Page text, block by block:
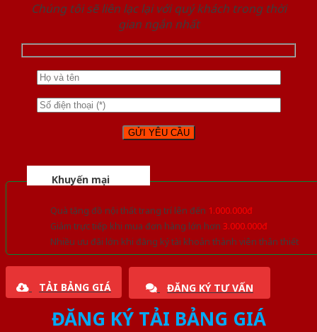
Chúng tôi sẽ liên lạc lại với quý khách trong thời
gian ngắn nhất
Khuyến mại
Quà tặng đồ nội thất trang trí lên đến 1.000.000đ
Giảm trực tiếp khi mua đơn hàng lớn hơn 3.000.000đ
Nhiều ưu đãi lớn khi đăng ký tài khoản thành viên thân thiết
TẢI BẢNG GIÁ ĐĂNG KÝ TƯ VẤN
ĐĂNG KÝ TẢI BẢNG GIÁ